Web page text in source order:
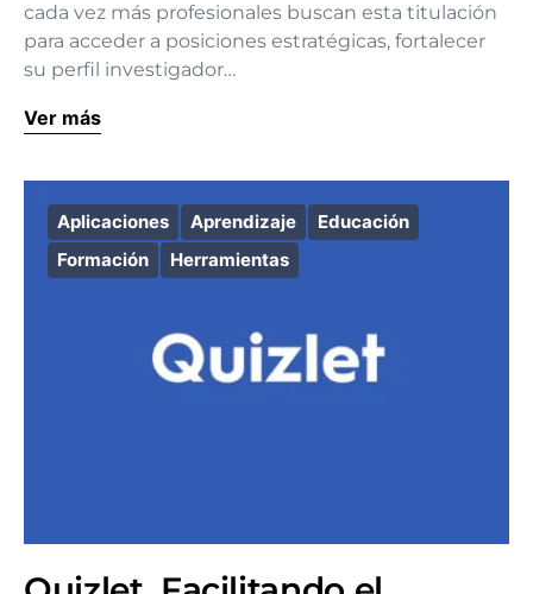
cada vez más profesionales buscan esta titulación
para acceder a posiciones estratégicas, fortalecer
su perfil investigador…
Ver más
Aplicaciones Aprendizaje
Educación
Formación
Herramientas